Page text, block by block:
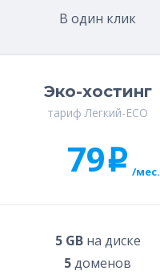
В один клик
Эко-хостинг
тариф Легкий-ECO
79i /мес.
5 GBна диске
5доменов